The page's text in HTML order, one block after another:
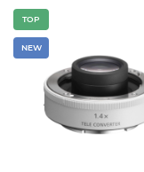
TOP
NEW